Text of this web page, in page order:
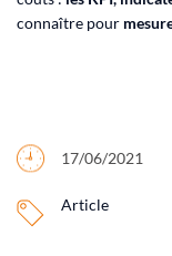
connaître pour
17/06/2021
Article